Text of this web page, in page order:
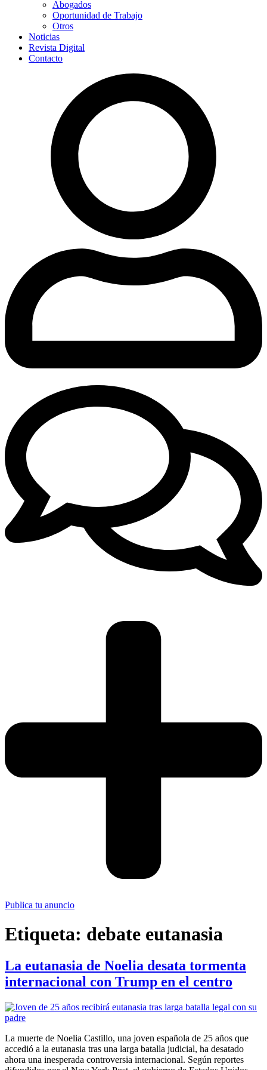
Abogados
Oportunidad de Trabajo
Otros
Noticias
Revista Digital
Contacto
Publica tu anuncio
Etiqueta: debate eutanasia
La eutanasia de Noelia desata tormenta
internacional con Trump en el centro
La muerte de Noelia Castillo, una joven española de 25 años que
accedió a la eutanasia tras una larga batalla judicial, ha desatado
ahora una inesperada controversia internacional. Según reportes